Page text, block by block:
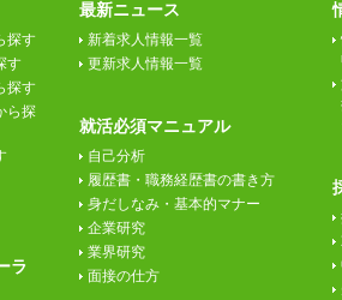
探す
す
探す
ら探
ラ
最新ニュース
新着求人情報一覧
更新求人情報一覧
就活必須マニュアル
自己分析
履歴書・職務経歴書の書き方
身だしなみ・基本的マナー
企業研究
業界研究
面接の仕方